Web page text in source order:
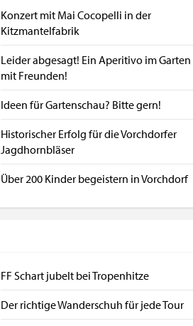
Konzert mit Mai Cocopelli in der
Kitzmantelfabrik
Leider abgesagt! Ein Aperitivo im Garten
mit Freunden!
Ideen für Gartenschau? Bitte gern!
Historischer Erfolg für die Vorchdorfer
Jagdhornbläser
Über 200 Kinder begeistern in Vorchdorf
FF Schart jubelt bei Tropenhitze
Der richtige Wanderschuh für jede Tour